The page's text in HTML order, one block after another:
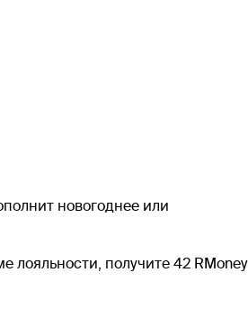
новогоднее или
лояльности, получите 42 RMoney